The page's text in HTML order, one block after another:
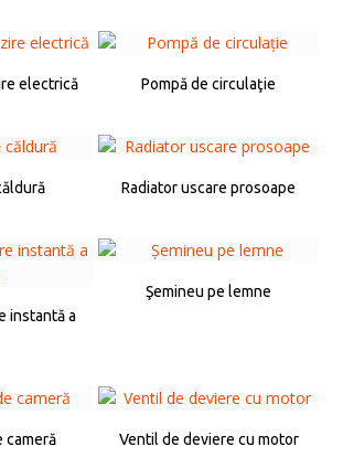
electrică Pompă de circulaţie
Radiator uscare prosoape
instantă a
Şemineu pe lemne
cameră Ventil de deviere cu motor